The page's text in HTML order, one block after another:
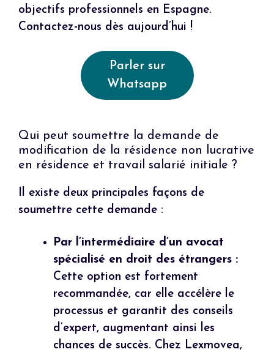
objectifs professionnels en Espagne.
Contactez-nous dès aujourd’hui !
Parler sur
Whatsapp
Qui peut soumettre la demande de
modification de la résidence non lucrative
en résidence et travail salarié initiale ?
Il existe deux principales façons de
soumettre cette demande :
Par l’intermédiaire d’un avocat
spécialisé en droit des étrangers :
Cette option est fortement
recommandée, car elle accélère le
processus et garantit des conseils
d’expert, augmentant ainsi les
chances de succès. Chez Lexmovea,